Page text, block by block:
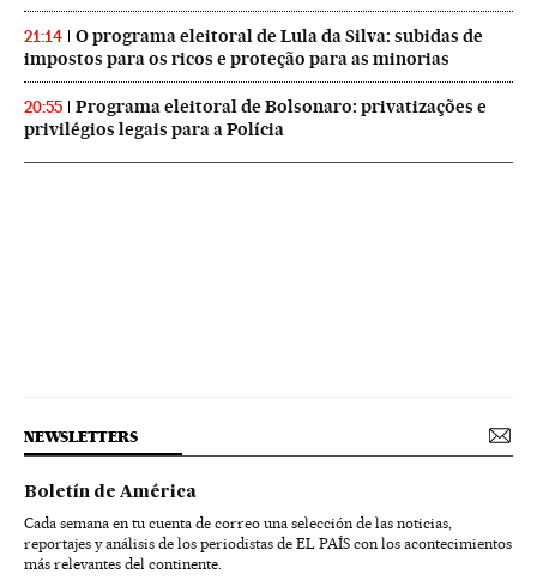
21:14
O programa eleitoral de Lula da Silva: subidas de
impostos para os ricos e proteção para as minorias
20:55
Programa eleitoral de Bolsonaro: privatizações e
privilégios legais para a Polícia
NEWSLETTERS
Boletín de América
Cada semana en tu cuenta de correo una selección de las noticias,
reportajes y análisis de los periodistas de EL PAÍS con los acontecimientos
más relevantes del continente.